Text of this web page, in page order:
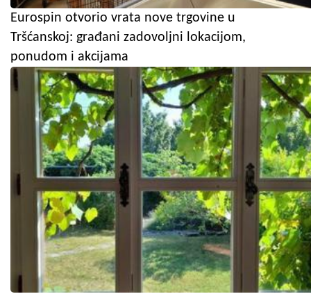
Eurospin otvorio vrata nove trgovine u
Tršćanskoj: građani zadovoljni lokacijom,
ponudom i akcijama